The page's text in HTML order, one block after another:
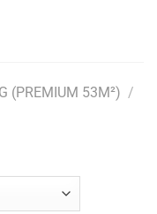
(PREMIUM 53M²) /